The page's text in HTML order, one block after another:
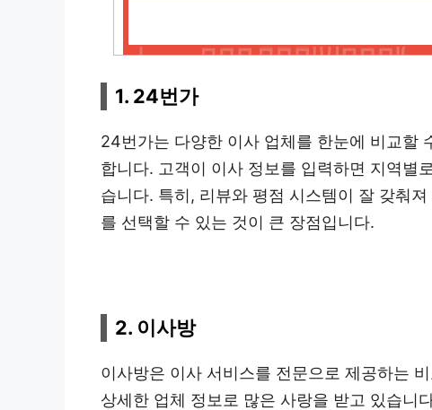
1. 24번가
24번가는 다양한 이사 업체를 한눈에 비교할
합니다. 고객이 이사 정보를 입력하면 지역별
습니다. 특히, 리뷰와 평점 시스템이 잘 갖춰
를 선택할 수 있는 것이 큰 장점입니다.
2. 이사방
이사방은 이사 서비스를 전문으로 제공하는
상세한 업체 정보로 많은 사랑을 받고 있습니